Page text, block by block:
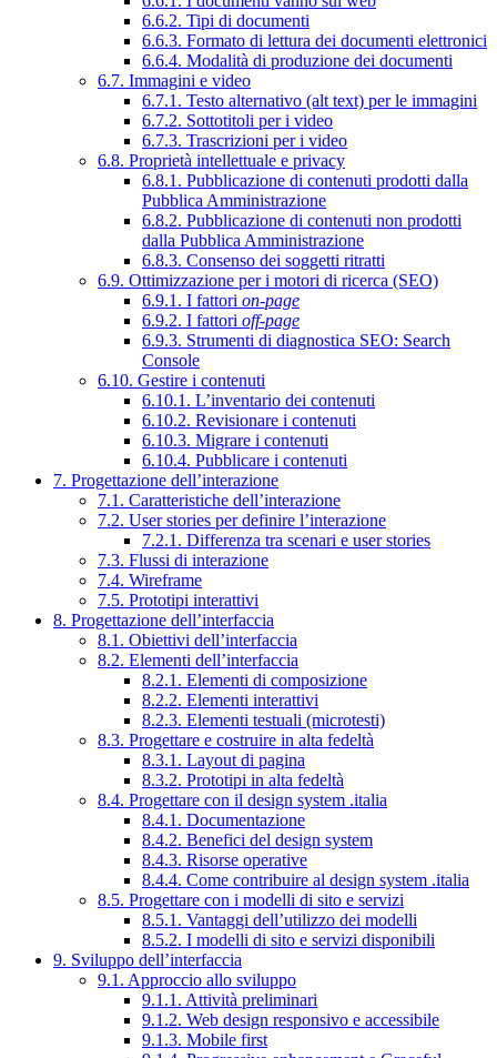
6.6.2. Tipi di documenti
6.6.3. Formato di lettura dei documenti elettronici
6.6.4. Modalità di produzione dei documenti
6.7. Immagini e video
6.7.1. Testo alternativo (alt text) per le immagini
6.7.2. Sottotitoli per i video
6.7.3. Trascrizioni per i video
6.8. Proprietà intellettuale e privacy
6.8.1. Pubblicazione di contenuti prodotti dalla
Pubblica Amministrazione
6.8.2. Pubblicazione di contenuti non prodotti
dalla Pubblica Amministrazione
6.8.3. Consenso dei soggetti ritratti
6.9. Ottimizzazione per i motori di ricerca (SEO)
6.9.1. I fattori on-page
6.9.2. I fattori off-page
6.9.3. Strumenti di diagnostica SEO: Search
Console
6.10. Gestire i contenuti
6.10.1. L’inventario dei contenuti
6.10.2. Revisionare i contenuti
6.10.3. Migrare i contenuti
6.10.4. Pubblicare i contenuti
7. Progettazione dell’interazione
7.1. Caratteristiche dell’interazione
7.2. User stories per definire l’interazione
7.2.1. Differenza tra scenari e user stories
7.3. Flussi di interazione
7.4. Wireframe
7.5. Prototipi interattivi
8. Progettazione dell’interfaccia
8.1. Obiettivi dell’interfaccia
8.2. Elementi dell’interfaccia
8.2.1. Elementi di composizione
8.2.2. Elementi interattivi
8.2.3. Elementi testuali (microtesti)
8.3. Progettare e costruire in alta fedeltà
8.3.1. Layout di pagina
8.3.2. Prototipi in alta fedeltà
8.4. Progettare con il design system .italia
8.4.1. Documentazione
8.4.2. Benefici del design system
8.4.3. Risorse operative
8.4.4. Come contribuire al design system .italia
8.5. Progettare con i modelli di sito e servizi
8.5.1. Vantaggi dell’utilizzo dei modelli
8.5.2. I modelli di sito e servizi disponibili
9. Sviluppo dell’interfaccia
9.1. Approccio allo sviluppo
9.1.1. Attività preliminari
9.1.2. Web design responsivo e accessibile
9.1.3. Mobile first